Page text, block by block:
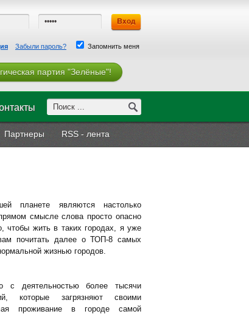
Забыли пароль? Запомнить меня
партия "Зелёные"!
Партнеры RSS - лента
планете являются настолько
смысле слова просто опасно
чтобы жить в таких городах, я уже
почитать далее о ТОП-8 самых
жизнью городов.
с деятельностью более тысячи
которые загрязняют своими
проживание в городе самой